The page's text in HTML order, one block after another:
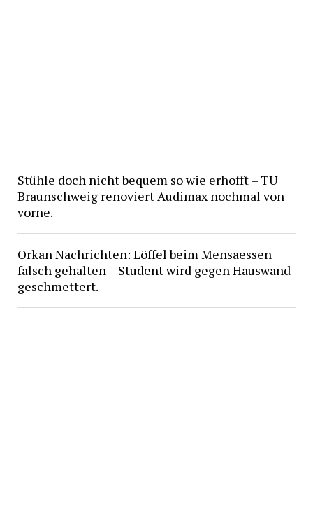
Stühle doch nicht bequem so wie erhofft – TU
Braunschweig renoviert Audimax nochmal von
vorne.
Orkan Nachrichten: Löffel beim Mensaessen
falsch gehalten – Student wird gegen Hauswand
geschmettert.